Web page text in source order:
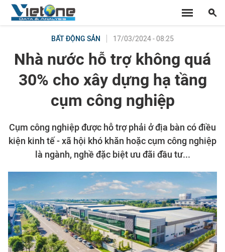
BẤT ĐỘNG SẢN 17/03/2024 - 08:25
Nhà nước hỗ trợ không quá
30% cho xây dựng hạ tầng
cụm công nghiệp
Cụm công nghiệp được hỗ trợ phải ở địa bàn có điều
kiện kinh tế - xã hội khó khăn hoặc cụm công nghiệp
là ngành, nghề đặc biệt ưu đãi đầu tư...